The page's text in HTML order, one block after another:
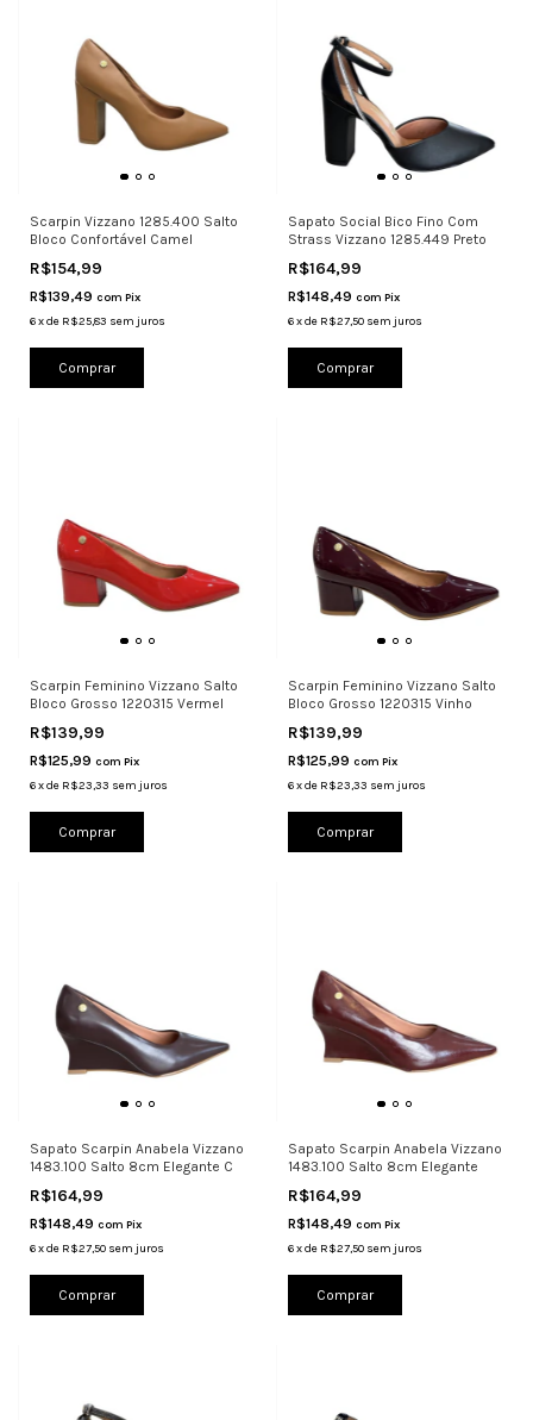
Scarpin Vizzano 1285.400 Salto
Bloco Confortável Camel
R$154,99
R$139,49 com Pix
6xde R$25,83 sem juros
Comprar
Sapato Social Bico Fino Com
Strass Vizzano 1285.449 Preto
R$164,99
R$148,49 com Pix
6 xde R$27,50 sem juros
Comprar
Scarpin Feminino Vizzano Salto
Bloco Grosso 1220315 Vermel
R$139,99
R$125,99 com Pix
6xde R$23,33 sem juros
Comprar
Scarpin Feminino Vizzano Salto
Bloco Grosso 1220315 Vinho
R$139,99
R$125,99 com Pix
6 xde R$23,33 sem juros
Comprar
Sapato Scarpin Anabela Vizzano
1483.100 Salto 8cm Elegante C
R$164,99
R$148,49 com Pix
6xde R$27,50 sem juros
Comprar
Sapato Scarpin Anabela Vizzano
1483.100 Salto 8cm Elegante
R$164,99
R$148,49 com Pix
6 xde R$27,50 sem juros
Comprar